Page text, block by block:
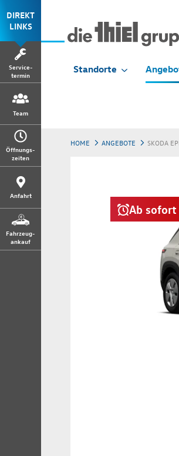
DIREKT
LINKS
Service-
termin
Team
Öffnungs-
zeiten
Anfahrt
Fahrzeug-
ankauf
Standorte
HOME ANGEBOTE SKODA
Ab